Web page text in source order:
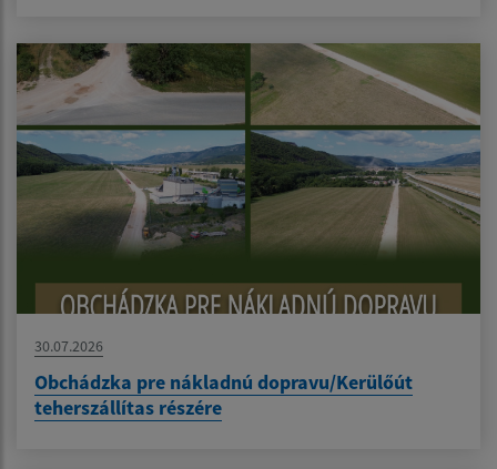
30.07.2026
Obchádzka pre nákladnú dopravu/Kerülőút
teherszállítas részére